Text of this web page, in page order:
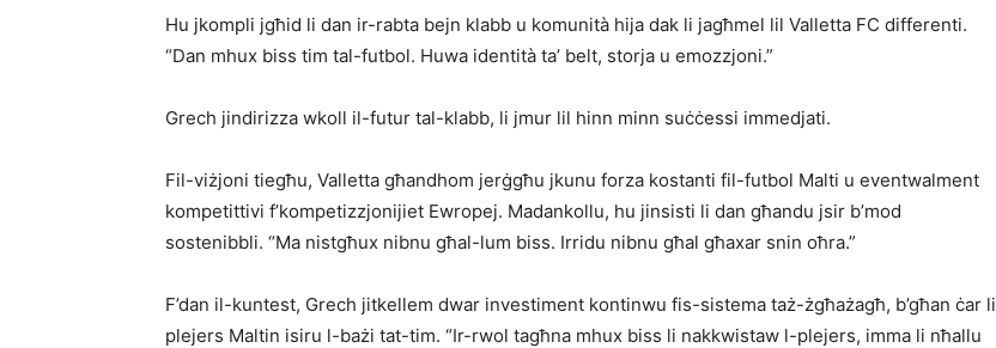
Hu jkompli jgħid li dan ir-rabta bejn klabb u komunità hija dak li jagħmel lil Valletta FC differenti.
“Dan mhux biss tim tal-futbol. Huwa identità ta’ belt, storja u emozzjoni.”
Grech jindirizza wkoll il-futur tal-klabb, li jmur lil hinn minn suċċessi immedjati.
Fil-viżjoni tiegħu, Valletta għandhom jerġgħu jkunu forza kostanti fil-futbol Malti u eventwalment
kompetittivi f’kompetizzjonijiet Ewropej. Madankollu, hu jinsisti li dan għandu jsir b’mod
sostenibbli. “Ma nistgħux nibnu għal-lum biss. Irridu nibnu għal għaxar snin oħra.”
F’dan il-kuntest, Grech jitkellem dwar investiment kontinwu fis-sistema taż-żgħażagħ, b’għan ċar li
plejers Maltin isiru l-bażi tat-tim. “Ir-rwol tagħna mhux biss li nakkwistaw l-plejers, imma li nħallu